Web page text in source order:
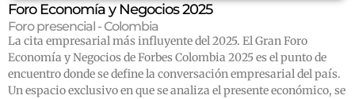
Foro Economía y Negocios 2025
Foro presencial - Colombia
La cita empresarial más influyente del 2025. El Gran Foro
Economía y Negocios de Forbes Colombia 2025 es el punto de
encuentro donde se define la conversación empresarial del país.
Un espacio exclusivo en que se analiza el presente económico, se